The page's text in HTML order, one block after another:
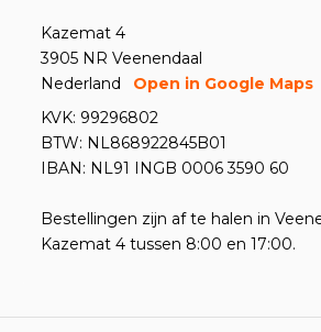
Kazemat 4
3905 NR Veenendaal
Nederland
Open in Google Maps
KVK: 99296802
BTW: NL868922845B01
IBAN: NL91 INGB 0006 3590 60
Bestellingen zijn af te halen in
Kazemat 4 tussen 8:00 en 17:00.